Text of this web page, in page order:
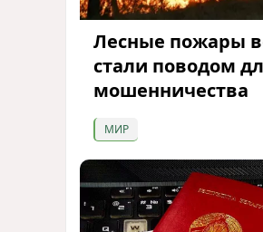
Лесные пожары
стали поводом
мошенничества
МИР